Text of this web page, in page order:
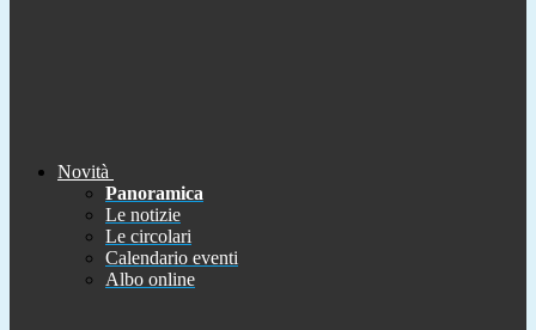
Novità
Panoramica
Le notizie
Le circolari
Calendario eventi
Albo online